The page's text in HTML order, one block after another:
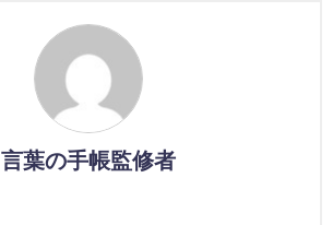
言葉の手帳監修者